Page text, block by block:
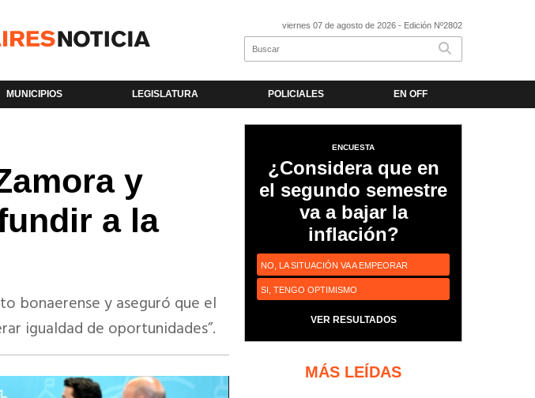
viernes 07 de agosto de 2026 - Edición Nº2802
MUNICIPIOS LEGISLATURA POLICIALES EN OFF
y
a la
bonaerense y aseguró que el
igualdad de oportunidades”.
ENCUESTA
¿Considera que en
el segundo semestre
va a bajar la
inflación?
NO, LA SITUACIÓN VA A EMPEORAR
SI, TENGO OPTIMISMO
VER RESULTADOS
MÁS LEÍDAS